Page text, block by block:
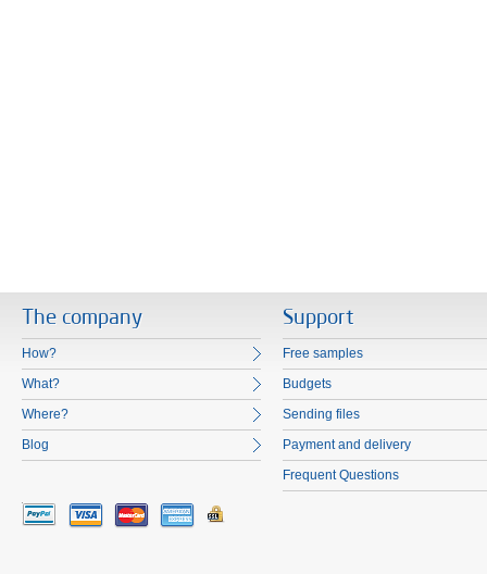
The company
How?
What?
Where?
Blog
Support
Free samples
Budgets
Sending files
Payment and delivery
Frequent Questions